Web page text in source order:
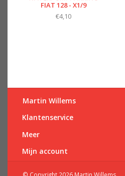
FIAT 128 - X1/9
€4,10
Martin Willems
Klantenservice
Meer
Mijn account